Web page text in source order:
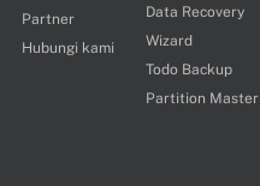
Partner
Hubungi kami
Data Recovery
Wizard
Todo Backup
Partition Master